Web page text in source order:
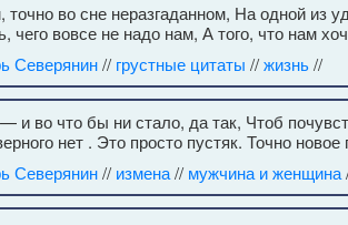
во сне неразгаданном, На одной из
чего вовсе не надо нам, А того, что нам
Северянин// грустные цитаты //жизнь//
и во что бы ни стало, да так, Чтоб
нет . Это просто пустяк. Точно
Северянин// измена// мужчина и женщина